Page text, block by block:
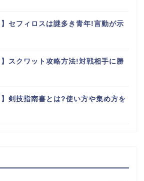
】セフィロスは謎多き青年!言動が示
】スクワット攻略方法!対戦相手に勝
】剣技指南書とは?使い方や集め方を